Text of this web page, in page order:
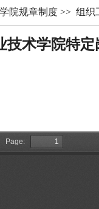
学院规章制度 >> 组织
技术学院特